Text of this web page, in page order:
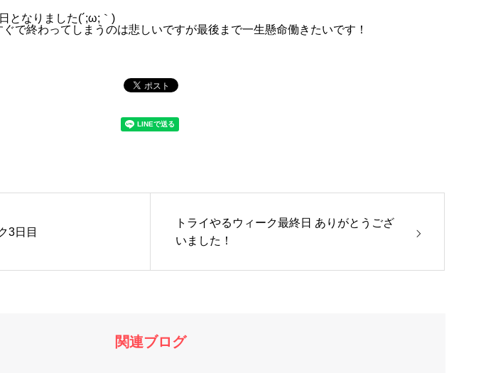
となりました(´;ω;｀)
で終わってしまうのは悲しいですが最後まで一生懸命働きたいです！
3日目
トライやるウィーク最終日 ありがとうござ
いました！
関連ブログ